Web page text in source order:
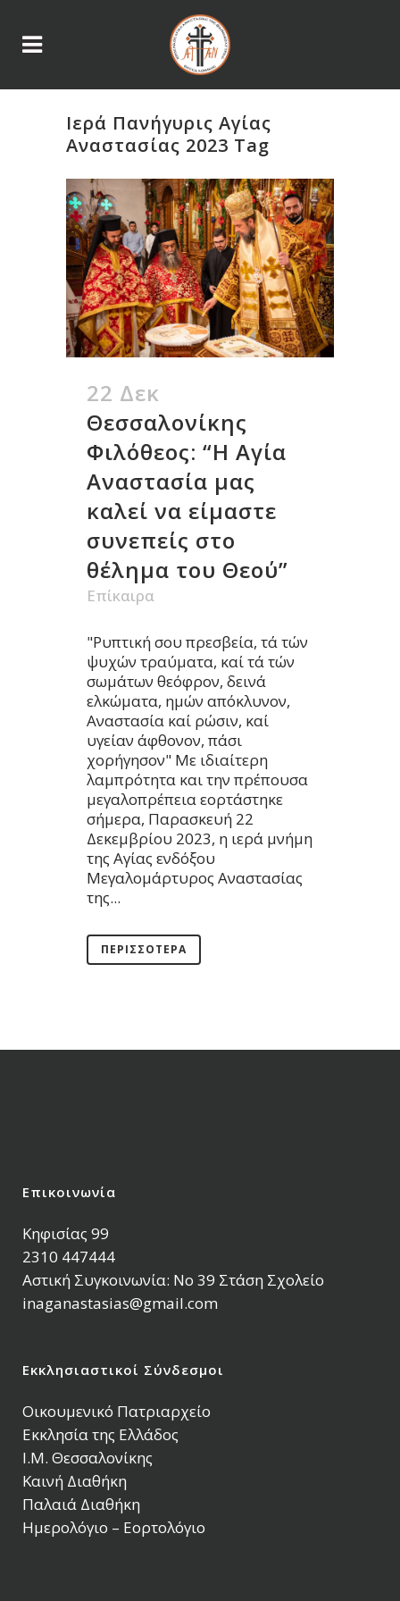
Ιερά Πανήγυρις Αγίας
Αναστασίας 2023 Tag
22 Δεκ
Θεσσαλονίκης
Φιλόθεος: “Η Αγία
Αναστασία μας
καλεί να είμαστε
συνεπείς στο
θέλημα του Θεού”
Επίκαιρα
"Ρυπτική σου πρεσβεία, τά τών
ψυχών τραύματα, καί τά τών
σωμάτων θεόφρον, δεινά
ελκώματα, ημών απόκλυνον,
Αναστασία καί ρώσιν, καί
υγείαν άφθονον, πάσι
χορήγησον" Με ιδιαίτερη
λαμπρότητα και την πρέπουσα
μεγαλοπρέπεια εορτάστηκε
σήμερα, Παρασκευή 22
Δεκεμβρίου 2023, η ιερά μνήμη
της Αγίας ενδόξου
Μεγαλομάρτυρος Αναστασίας
της...
ΠΕΡΙΣΣΌΤΕΡΑ
Επικοινωνία
Κηφισίας 99
2310 447444
Αστική Συγκοινωνία: Νο 39 Στάση Σχολείο
inaganastasias@gmail.com
Εκκλησιαστικοί Σύνδεσμοι
Οικουμενικό Πατριαρχείο
Εκκλησία της Ελλάδος
Ι.Μ. Θεσσαλονίκης
Καινή Διαθήκη
Παλαιά Διαθήκη
Ημερολόγιο – Εορτολόγιο